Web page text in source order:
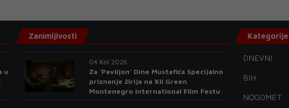
u
Zanimljivosti
04 Kol 2026
Za 'Paviljon' Dine Mustafića Specijalno
priznanje žirija na XII Green
Montenegro International Film Festu
Kategorije
DNEVNI
BIH
NOGOMET